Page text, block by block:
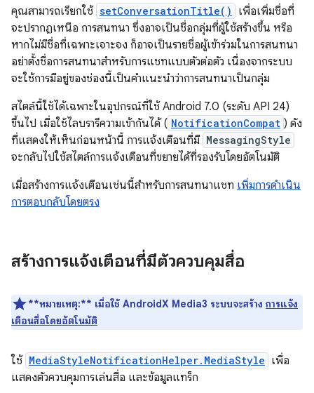
คุณสามารถเรียกใช้ setConversationTitle()
เพื่อเพิ่มชื่อที่
จะปรากฏเหนือ การสนทนา ซึ่งอาจเป็นชื่อกลุ่มที่ผู้ใช้สร้างขึ้น หรือ
หากไม่มีชื่อที่เฉพาะเจาะจง ก็อาจเป็นรายชื่อผู้เข้าร่วมในการสนทนา
อย่าตั้งชื่อการสนทนาสำหรับการแชทแบบตัวต่อตัว เนื่องจากระบบ
จะใช้การมีอยู่ของช่องนี้เป็นคำแนะนำว่าการสนทนาเป็นกลุ่ม
สไตล์นี้ใช้ได้เฉพาะในอุปกรณ์ที่ใช้ Android 7.0 (ระดับ API 24)
ขึ้นไป เมื่อใช้ไลบรารีความเข้ากันได้ ( NotificationCompat ) ดัง
ที่แสดงให้เห็นก่อนหน้านี้ การแจ้งเตือนที่มี MessagingStyle
จะกลับไปใช้สไตล์การแจ้งเตือนที่ขยายได้ที่รองรับโดยอัตโนมัติ
เมื่อสร้างการแจ้งเตือนเช่นนี้สำหรับการสนทนาแชท เพิ่มการดำเนิน
การตอบกลับโดยตรง
สร้างการแจ้งเตือนที่มีตัวควบคุมสื่อ
**หมายเหตุ:** เมื่อใช้ AndroidX Media3 ระบบจะสร้าง การแจ้ง
เตือนสื่อโดยอัตโนมัติ
ใช้ MediaStyleNotificationHelper.MediaStyle เพื่อ
แสดงตัวควบคุมการเล่นสื่อ และข้อมูลแทร็ก